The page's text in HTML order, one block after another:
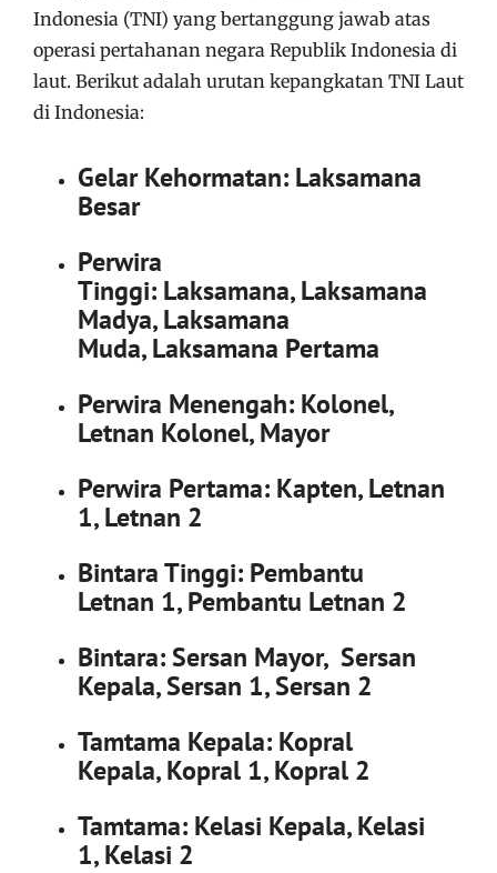
Indonesia (TNI) yang bertanggung jawab atas
operasi pertahanan negara Republik Indonesia di
laut. Berikut adalah urutan kepangkatan TNI Laut
di Indonesia:
Gelar Kehormatan: Laksamana
Besar
Perwira
Tinggi: Laksamana, Laksamana
Madya, Laksamana
Muda, Laksamana Pertama
Perwira Menengah: Kolonel,
Letnan Kolonel, Mayor
Perwira Pertama: Kapten, Letnan
1, Letnan 2
Bintara Tinggi: Pembantu
Letnan 1, Pembantu Letnan 2
Bintara:Sersan Mayor, Sersan
Kepala, Sersan 1, Sersan 2
Tamtama Kepala: Kopral
Kepala, Kopral 1, Kopral 2
Tamtama: Kelasi Kepala, Kelasi
1, Kelasi 2